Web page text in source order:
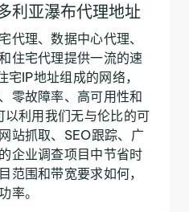
利亚瀑布代理地址
代理、数据中心代理、
住宅代理提供一流的速
IP地址组成的网络，
零故障率、高可用性和
利用我们无与伦比的可
站抓取、SEO跟踪、广
企业调查项目中节省时
范围和带宽要求如何，
率。